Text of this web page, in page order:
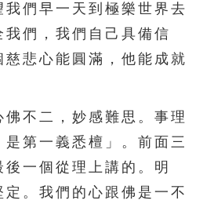
們早一天到極樂世界去
我們，我們自己具備信
悲心能圓滿，他能成就
不二，妙感難思。事理
第一義悉檀」。前面三
一個從理上講的。明
。我們的心跟佛是一不